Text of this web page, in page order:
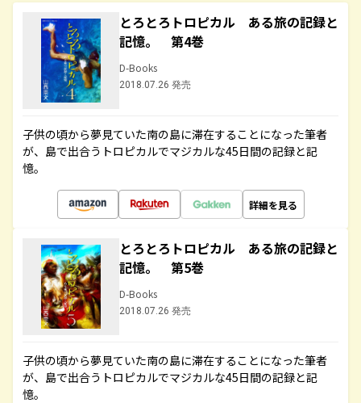
とろとろトロピカル ある旅の記録と
記憶。 第4巻
D-Books
2018.07.26 発売
子供の頃から夢見ていた南の島に滞在することになった筆者
が、島で出合うトロピカルでマジカルな45日間の記録と記
憶。
詳細を見る
とろとろトロピカル ある旅の記録と
記憶。 第5巻
D-Books
2018.07.26 発売
子供の頃から夢見ていた南の島に滞在することになった筆者
が、島で出合うトロピカルでマジカルな45日間の記録と記
憶。